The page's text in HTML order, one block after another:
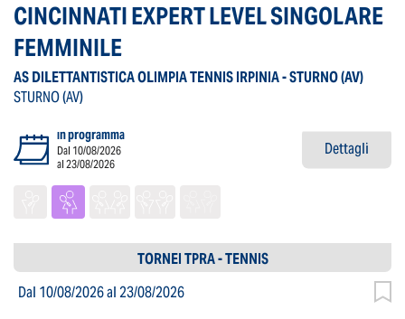
CINCINNATI EXPERT LEVEL SINGOLARE
FEMMINILE
AS DILETTANTISTICA OLIMPIA TENNIS IRPINIA - STURNO(AV)
STURNO(AV)
in programma
Dal 10/08/2026
al 23/08/2026
Dettagli
TORNEI TPRA - TENNIS
Dal 10/08/2026al 23/08/2026